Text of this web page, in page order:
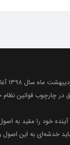
۱۳۹۸ آغاز کرده است.
در چارچوب قوانین
خود را مقید به
خدشه‌ای به این اصول